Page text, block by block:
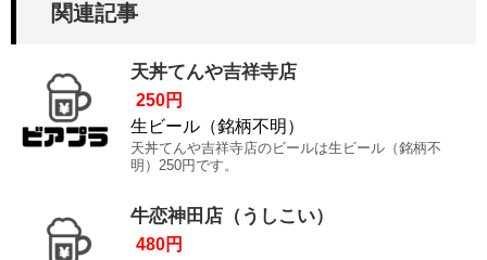
関連記事
天丼てんや吉祥寺店
250円
生ビール（銘柄不明）
天丼てんや吉祥寺店のビールは生ビール（銘柄不
明）250円です。
牛恋神田店（うしこい）
480円